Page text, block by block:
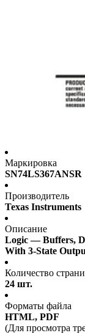
Маркировка
SN74LS367ANSR
Производитель
Texas Instruments
Описание
Logic — Buffers,
With 3-State
Количество
24 шт.
Форматы файла
HTML, PDF
(Для просмотра